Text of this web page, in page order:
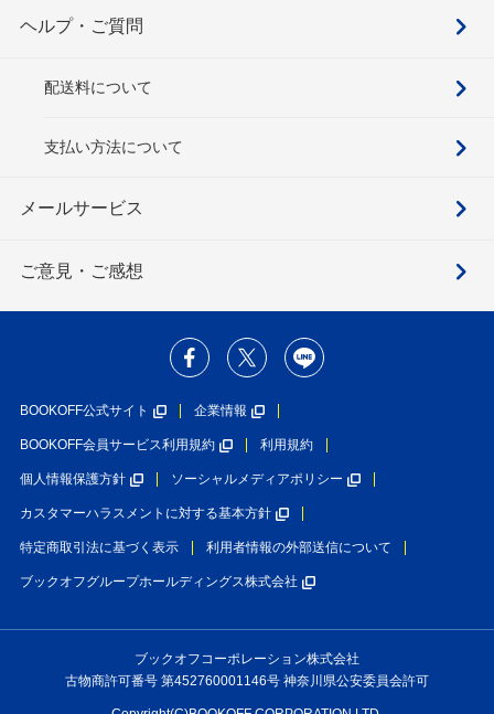
ヘルプ・ご質問
配送料について
支払い方法について
メールサービス
ご意見・ご感想
BOOKOFF公式サイト 企業情報
BOOKOFF会員サービス利用規約 利用規約
個人情報保護方針 ソーシャルメディアポリシー
カスタマーハラスメントに対する基本方針
特定商取引法に基づく表示 利用者情報の外部送信について
ブックオフグループホールディングス株式会社
ブックオフコーポレーション株式会社
古物商許可番号 第452760001146号 神奈川県公安委員会許可